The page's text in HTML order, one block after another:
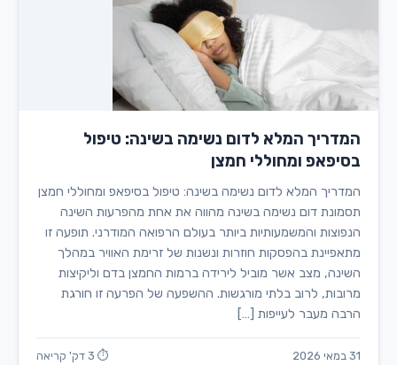
המדריך המלא לדום נשימה בשינה: טיפול
בסיפאפ ומחוללי חמצן
המדריך המלא לדום נשימה בשינה: טיפול בסיפאפ ומחוללי חמצן
תסמונת דום נשימה בשינה מהווה את אחת מהפרעות השינה
הנפוצות והמשמעותיות ביותר בעולם הרפואה המודרני. תופעה זו
מתאפיינת בהפסקות חוזרות ונשנות של זרימת האוויר במהלך
השינה, מצב אשר מוביל לירידה ברמות החמצן בדם וליקיצות
מרובות, לרוב בלתי מורגשות. ההשפעה של הפרעה זו חורגת
הרבה מעבר לעייפות […]
31 במאי 2026 ⏱ 3 דק' קריאה